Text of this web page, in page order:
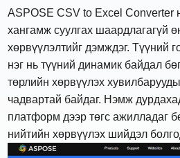
ASPOSE CSV to Excel Converter
хангамж суулгах шаардлагагүй
хөрвүүлэлтийг дэмждэг. Түүний
нэг нь түүний динамик байдал
төрлийн хөрвүүлэх
чадвартай байдаг. Нэмж
платформ дээр төгс ажилладаг
нийтийн хөрвүүлэх шийдэл